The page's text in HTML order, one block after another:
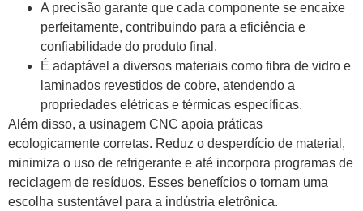
A precisão garante que cada componente se encaixe
perfeitamente, contribuindo para a eficiência e
confiabilidade do produto final.
É adaptável a diversos materiais como fibra de vidro e
laminados revestidos de cobre, atendendo a
propriedades elétricas e térmicas específicas.
Além disso, a usinagem CNC apoia práticas
ecologicamente corretas. Reduz o desperdício de material,
minimiza o uso de refrigerante e até incorpora programas de
reciclagem de resíduos. Esses benefícios o tornam uma
escolha sustentável para a indústria eletrônica.